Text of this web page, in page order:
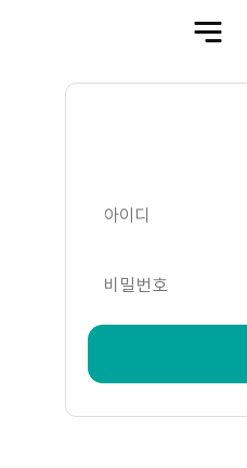
전
체
아이디
비밀번호